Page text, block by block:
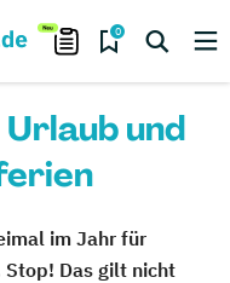
0
und
im Jahr für
Das gilt nicht